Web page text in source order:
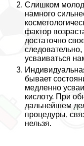
Слишком
намного
фактор
достаточно
усваиваться
бывает
медленно
кислоту. При
дальнейшем
процедуры,
нельзя.